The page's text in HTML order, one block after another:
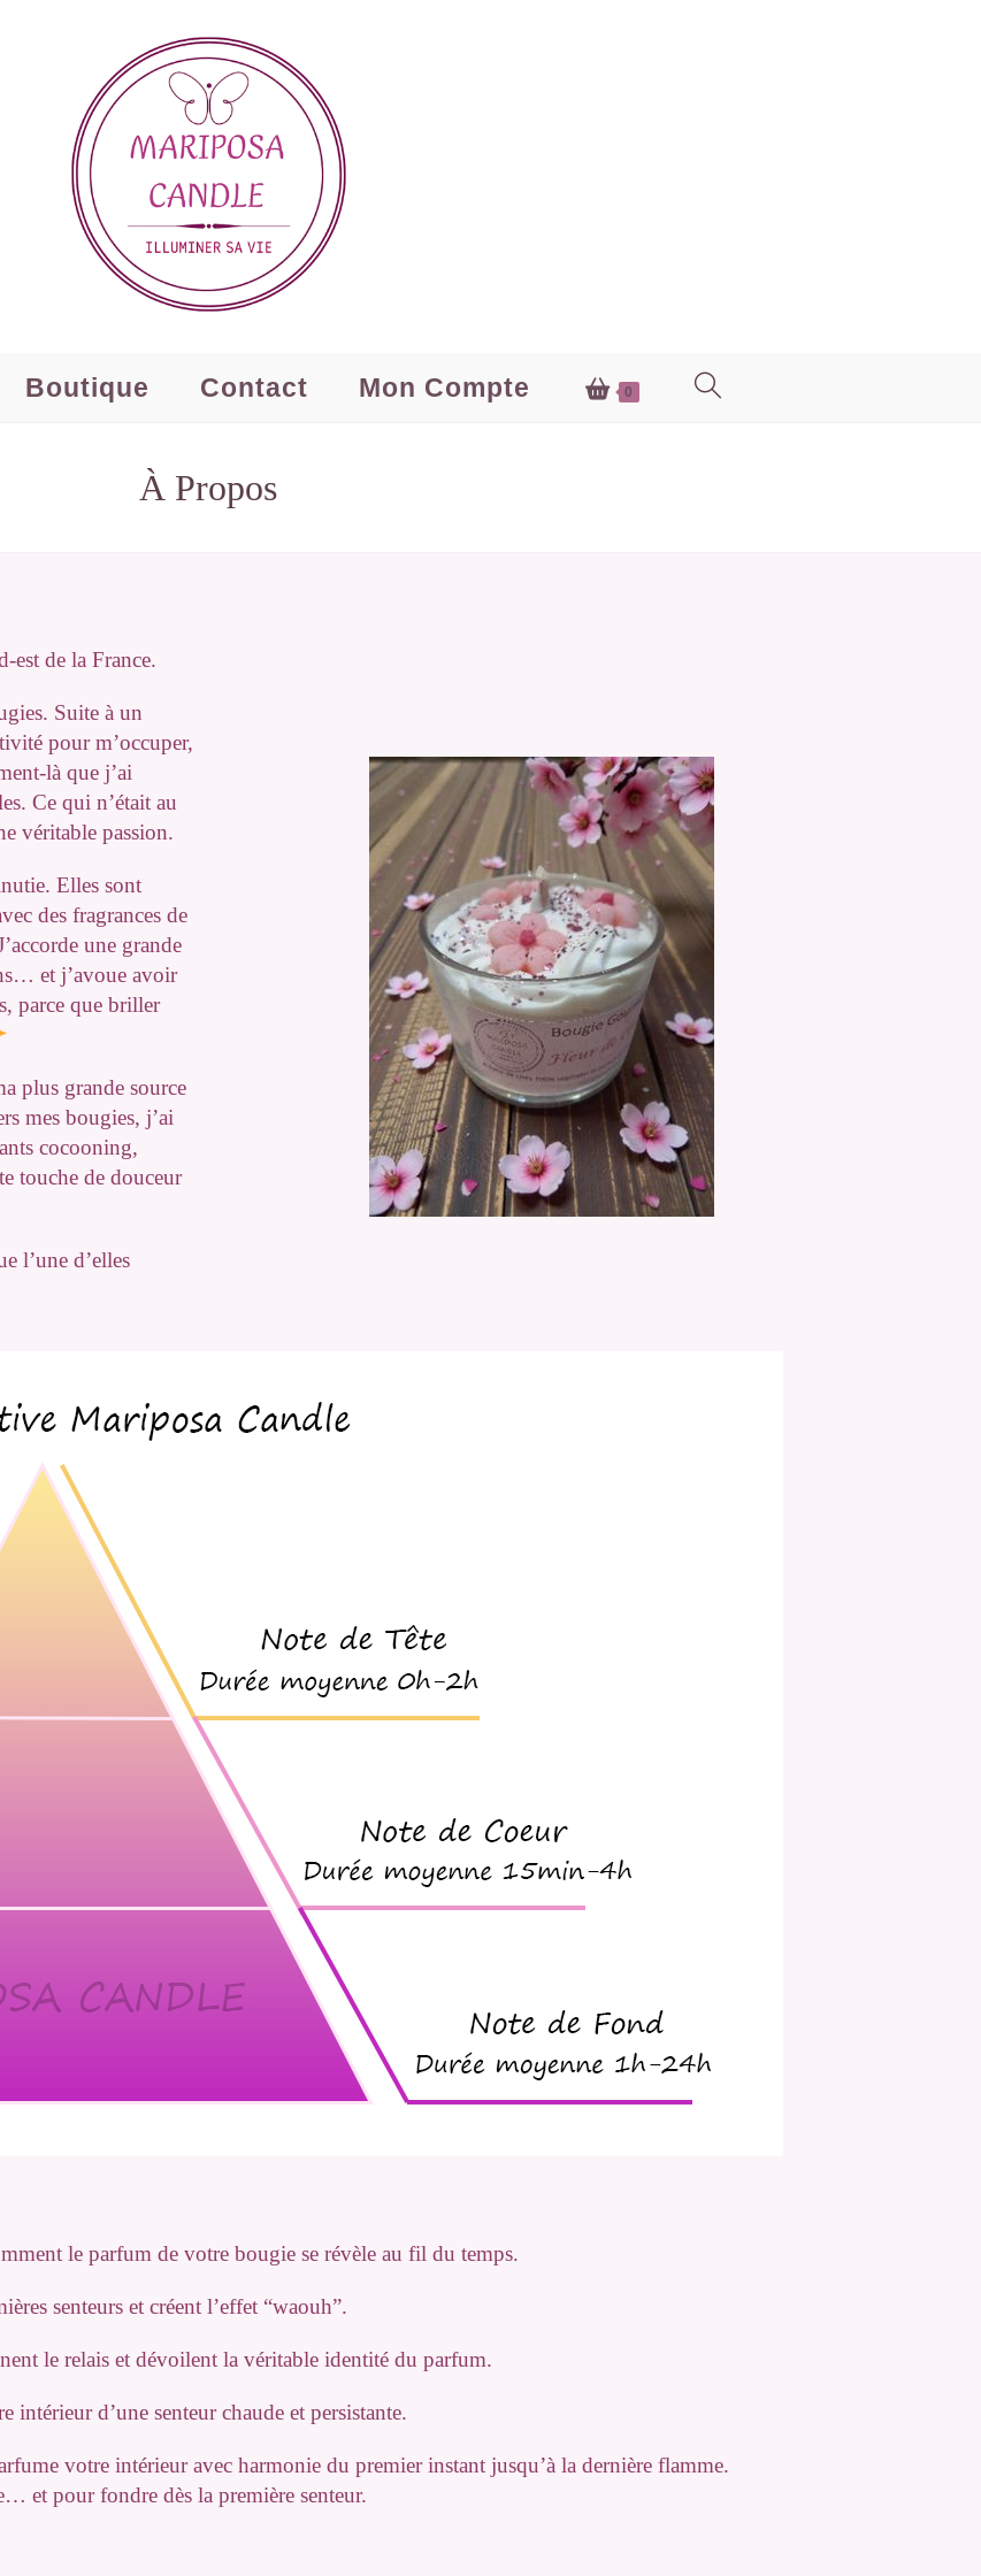
Boutique Contact Mon Compte 0
À Propos
est de la France.
Suite à un
pour m’occuper,
là que j’ai
Ce qui n’était au
véritable passion.
Elles sont
des fragrances de
une grande
et j’avoue avoir
parce que briller
plus grande source
mes bougies, j’ai
cocooning,
touche de douceur
l’une d’elles
le parfum de votre bougie se révèle au fil du temps.
senteurs et créent l’effet “waouh”.
le relais et dévoilent la véritable identité du parfum.
d’une senteur chaude et persistante.
votre intérieur avec harmonie du premier instant jusqu’à la dernière flamme.
et pour fondre dès la première senteur.